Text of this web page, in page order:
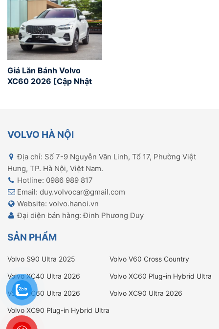
Giá Lăn Bánh Volvo
XC60 2026 [Cập Nhật
VOLVO HÀ NỘI
Địa chỉ: Số 7-9 Nguyễn Văn Linh, Tổ 17, Phường Việt
Hưng, TP. Hà Nội, Việt Nam.
Hotline: 0986 989 817
Email: duy.volvocar@gmail.com
Website: volvo.hanoi.vn
Đại diện bán hàng: Đinh Phương Duy
SẢN PHẨM
Volvo S90 Ultra 2025
Volvo V60 Cross Country
Volvo XC40 Ultra 2026
Volvo XC60 Plug-in Hybrid Ultra
Volvo XC60 Ultra 2026 Volvo XC90 Ultra 2026
Volvo XC90 Plug-in Hybrid Ultra
2025